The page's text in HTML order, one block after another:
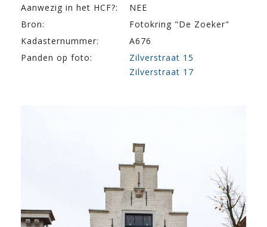
Aanwezig in het HCF?:
NEE
Bron:
Fotokring "De Zoeker"
Kadasternummer:
A676
Panden op foto:
Zilverstraat 15
Zilverstraat 17